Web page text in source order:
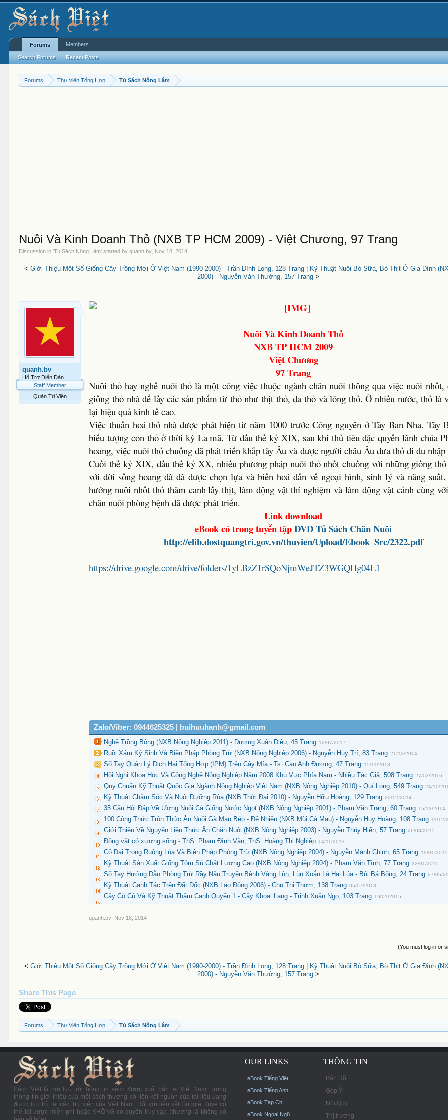
Forums Thư Viện Tổng Hợp Tủ Sách Nông Lâm
Nuôi Và Kinh Doanh Thỏ (NXB TP HCM 2009) - Việt Chương, 97 Trang
Discussion in 'Tủ Sách Nông Lâm' started byquanh.bv Nov 18, 2014
< Giới Thiệu Một Số Giống Cây Trồng Mới Ở Việt Nam (1990-2000) - Trần Đình Long, 128 Trang
Kỹ Thuật Nuôi Bò Sữa, Bò Thịt Ở Gia Đình
2000) - Nguyễn Văn Thưởng, 157 Trang >
quanh.bv
Hỗ Trợ Diễn Đàn
Staff Member
Quản Trị Viên
Nuôi Và Kinh Doanh Thỏ
NXB TP HCM 2009
Việt Chương
97 Trang
Nuôi thỏ hay nghề nuôi thỏ là một công việc thuộc ngành chăn nuôi thông qua việc nuôi nhốt,
giống thỏ nhà để lấy các sản phẩm từ thỏ như thịt thỏ, da thỏ và lông thỏ. Ở nhiều nước, thỏ là
lại hiệu quả kinh tế cao.
Việc thuần hoá thỏ nhà được phát hiện từ năm 1000 trước Công nguyên ở Tây Ban Nha. Tây
biểu tượng con thỏ ở thời kỳ La mã. Từ đầu thế kỷ XIX, sau khi thủ tiêu đặc quyền lãnh chúa
hoang, việc nuôi thỏ chuồng đã phát triển khắp tây Âu và được người châu Âu đưa thỏ đi du
Cuối thế kỷ XIX, đầu thế kỷ XX, nhiều phương pháp nuôi thỏ nhốt chuồng với những giống
với đời sống hoang dã đã được chọn lựa và biến hoá dần về ngoại hình, sinh lý và năng suất.
hướng nuôi nhốt thỏ thâm canh lấy thịt, làm động vật thí nghiệm và làm động vật cảnh cùng
chăn nuôi phòng bệnh đã được phát triển.
Link download
eBook có trong tuyển tậpDVDTủ Sách Chăn Nuôi
http://elib.dostquangtri.gov.vn/thuvien/Upload/Ebook_Src/2322.pdf
https://drive.google.com/drive/folders/1yLBzZ1rSQoNjmWeJTZ3WGQHg04L1
Zalo/Viber: 0944625325 | buihuuhanh@gmail.com
Nghề Trồng Bông (NXB Nông Nghiệp 2011) - Dương Xuân Diệu, 45 Trang 12/07/2017
Ruồi Xám Ký Sinh Và Biện Pháp Phòng Trừ (NXB Nông Nghiệp 2006) - Nguyễn Huy Trí, 83 Trang 21/12/2014
Sổ Tay Quản Lý Dịch Hại Tổng Hợp (IPM) Trên Cây Mía - Ts. Cao Anh Đương, 47 Trang 15/11/2013
Hội Nghị Khoa Học Và Công Nghệ Nông Nghiệp Năm 2008 Khu Vực Phía Nam - Nhiều Tác Giả, 508 Trang 27/02/2016
Quy Chuẩn Kỹ Thuật Quốc Gia Ngành Nông Nghiệp Việt Nam (NXB Nông Nghiệp 2010) - Quí Long, 549 Trang 24/10/
Kỹ Thuật Chăm Sóc Và Nuôi Dưỡng Rùa (NXB Thời Đại 2010) - Nguyễn Hữu Hoàng, 129 Trang 20/12/2014
35 Câu Hỏi Đáp Về Ương Nuôi Cá Giống Nước Ngọt (NXB Nông Nghiệp 2001) - Phạm Văn Trang, 60 Trang 15/12/2014
100 Công Thức Trộn Thức Ăn Nuôi Gà Mau Béo - Đẻ Nhiều (NXB Mũi Cà Mau) - Nguyễn Huy Hoàng, 108 Trang 11/12/
Giới Thiệu Về Nguyên Liệu Thức Ăn Chăn Nuôi (NXB Nông Nghiệp 2003) - Nguyễn Thúy Hiển, 57 Trang 26/08/2015
Động vật có xương sống - ThS. Phạm Đình Văn, ThS. Hoàng Thị Nghiệp 14/11/2013
Cỏ Dại Trong Ruộng Lúa Và Biện Pháp Phòng Trừ (NXB Nông Nghiệp 2004) - Nguyễn Mạnh Chinh, 65 Trang 19/01/2015
Kỹ Thuật Sản Xuất Giống Tôm Sú Chất Lượng Cao (NXB Nông Nghiệp 2004) - Phạm Văn Tình, 77 Trang 22/01/2015
Sổ Tay Hướng Dẫn Phòng Trừ Rầy Nâu Truyền Bệnh Vàng Lùn, Lùn Xoắn Lá Hại Lúa - Bùi Bá Bổng, 24 Trang 27/05/
Kỹ Thuật Canh Tác Trên Đất Dốc (NXB Lao Động 2006) - Chu Thị Thơm, 138 Trang 05/07/2013
Cây Có Củ Và Kỹ Thuật Thâm Canh Quyển 1 - Cây Khoai Lang - Trịnh Xuân Ngọ, 103 Trang 19/01/2015
quanh.bv Nov 18, 2014
(You must log in or
< Giới Thiệu Một Số Giống Cây Trồng Mới Ở Việt Nam (1990-2000) - Trần Đình Long, 128 Trang
Kỹ Thuật Nuôi Bò Sữa, Bò Thịt Ở Gia Đình
2000) - Nguyễn Văn Thưởng, 157 Trang >
Share This Page
Forums Thư Viện Tổng Hợp Tủ Sách Nông Lâm
Forums
Search Forums Recent Posts
Members
Sách Việt là nơi lưu trữ thông tin sách được xuất bản tại Việt Nam. Trong
thông tin giới thiệu của mỗi sách thường có liên kết nguồn của tài liệu đang
được lưu trữ tại các thư viện của Việt Nam. Đối với liên kết Google Drive có
thể tải được miễn phí hoặc KHÔNG có quyền truy cập (thường là không có
OUR LINKS
eBook Tiếng Việt
eBook Tiếng Anh
eBook Tạp Chí
eBook Ngoại Ngữ
THÔNG TIN
Bản Đồ
Góp Ý
Nội Quy
Thị trường